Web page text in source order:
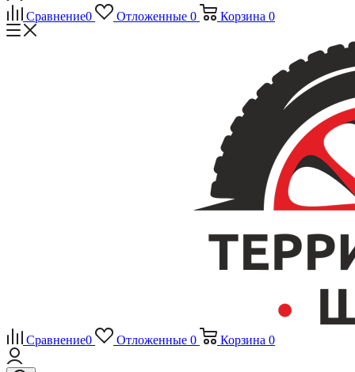
Сравнение0 Отложенные 0 Корзина 0
Сравнение0 Отложенные 0 Корзина 0